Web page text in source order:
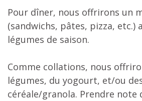
Pour dîner, nous offrirons un
(sandwichs, pâtes, pizza, etc.)
légumes de saison.
Comme collations, nous
légumes, du yogourt, et/ou
céréale/granola. Prendre note